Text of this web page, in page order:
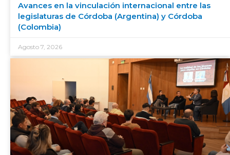
Avances en la vinculación internacional entre las
legislaturas de Córdoba (Argentina) y Córdoba
(Colombia)
Agosto 7, 2026